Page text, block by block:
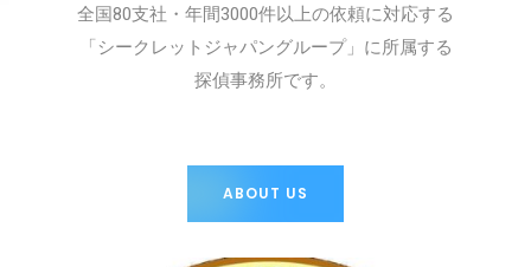
全国80支社・年間3000件以上の依頼に対応する
「シークレットジャパングループ」に所属する
探偵事務所です。
ABOUT US